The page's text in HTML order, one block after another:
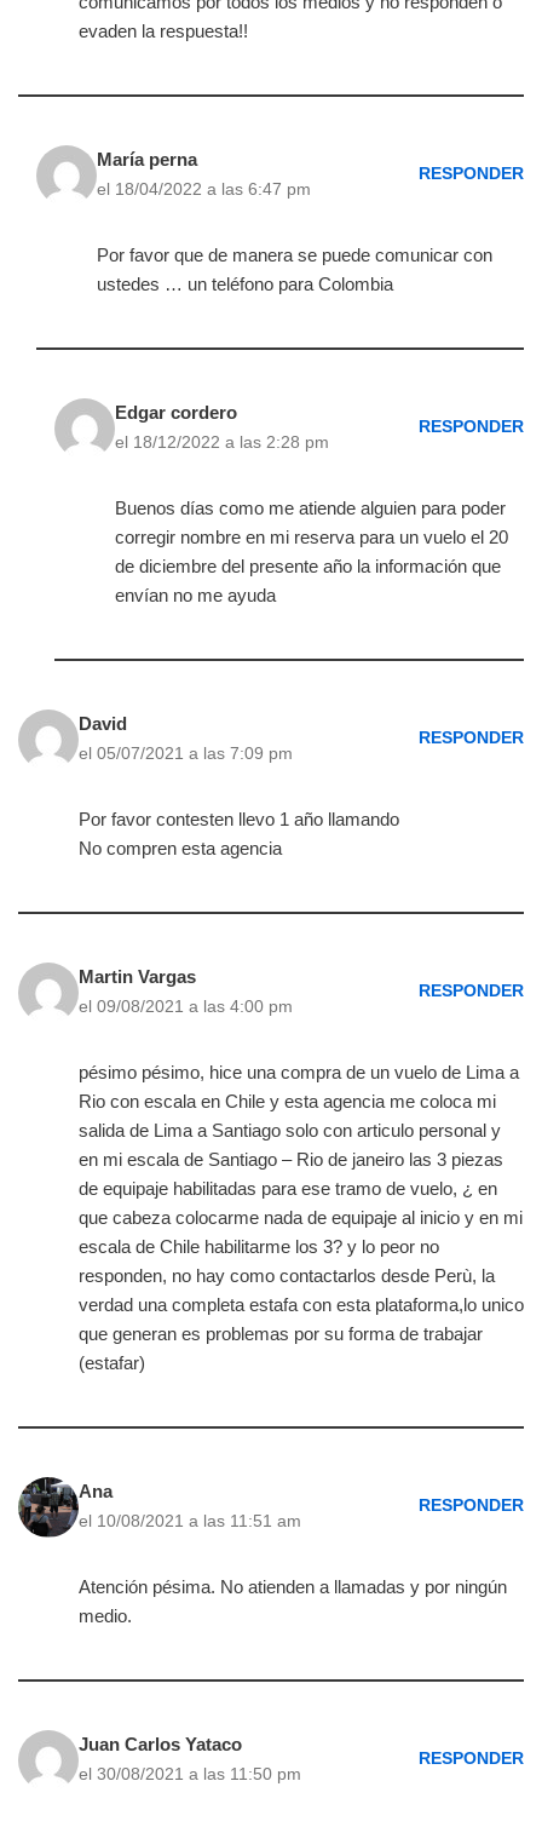
evaden la respuesta!!
María perna
el 18/04/2022 a las 6:47 pm
RESPONDER
Por favor que de manera se puede comunicar con
ustedes … un teléfono para Colombia
Edgar cordero
el 18/12/2022 a las 2:28 pm
RESPONDER
Buenos días como me atiende alguien para poder
corregir nombre en mi reserva para un vuelo el 20
de diciembre del presente año la información que
envían no me ayuda
David
el 05/07/2021 a las 7:09 pm
RESPONDER
Por favor contesten llevo 1 año llamando
No compren esta agencia
Martin Vargas
el 09/08/2021 a las 4:00 pm
RESPONDER
pésimo pésimo, hice una compra de un vuelo de Lima a
Rio con escala en Chile y esta agencia me coloca mi
salida de Lima a Santiago solo con articulo personal y
en mi escala de Santiago – Rio de janeiro las 3 piezas
de equipaje habilitadas para ese tramo de vuelo, ¿ en
que cabeza colocarme nada de equipaje al inicio y en mi
escala de Chile habilitarme los 3? y lo peor no
responden, no hay como contactarlos desde Perù, la
verdad una completa estafa con esta plataforma,lo unico
que generan es problemas por su forma de trabajar
(estafar)
Ana
el 10/08/2021 a las 11:51 am
RESPONDER
Atención pésima. No atienden a llamadas y por ningún
medio.
Juan Carlos Yataco
el 30/08/2021 a las 11:50 pm
RESPONDER